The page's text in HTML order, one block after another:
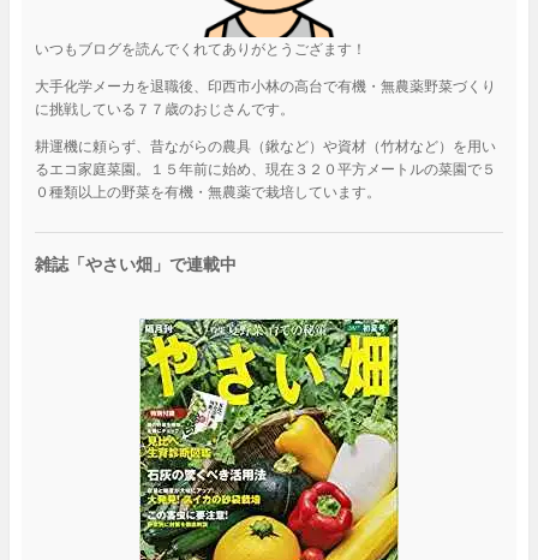
いつもブログを読んでくれてありがとうござます！
大手化学メーカを退職後、印西市小林の高台で有機・無農薬野菜づくり
に挑戦している７７歳のおじさんです。
耕運機に頼らず、昔ながらの農具（鍬など）や資材（竹材など）を用い
るエコ家庭菜園。１５年前に始め、現在３２０平方メートルの菜園で５
０種類以上の野菜を有機・無農薬で栽培しています。
雑誌「やさい畑」で連載中